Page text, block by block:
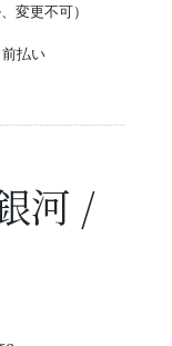
変更不可）
払い
河 /